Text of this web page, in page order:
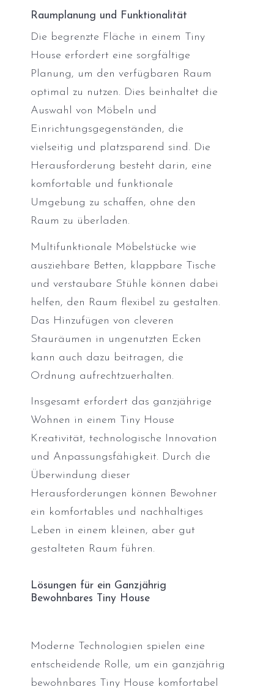
Raumplanung und Funktionalität
Die begrenzte Fläche in einem Tiny
House erfordert eine sorgfältige
Planung, um den verfügbaren Raum
optimal zu nutzen. Dies beinhaltet die
Auswahl von Möbeln und
Einrichtungsgegenständen, die
vielseitig und platzsparend sind. Die
Herausforderung besteht darin, eine
komfortable und funktionale
Umgebung zu schaffen, ohne den
Raum zu überladen.
Multifunktionale Möbelstücke wie
ausziehbare Betten, klappbare Tische
und verstaubare Stühle können dabei
helfen, den Raum flexibel zu gestalten.
Das Hinzufügen von cleveren
Stauräumen in ungenutzten Ecken
kann auch dazu beitragen, die
Ordnung aufrechtzuerhalten.
Insgesamt erfordert das ganzjährige
Wohnen in einem Tiny House
Kreativität, technologische Innovation
und Anpassungsfähigkeit. Durch die
Überwindung dieser
Herausforderungen können Bewohner
ein komfortables und nachhaltiges
Leben in einem kleinen, aber gut
gestalteten Raum führen.
Lösungen für ein Ganzjährig
Bewohnbares Tiny House
Moderne Technologien spielen eine
entscheidende Rolle, um ein ganzjährig
bewohnbares Tiny House komfortabel